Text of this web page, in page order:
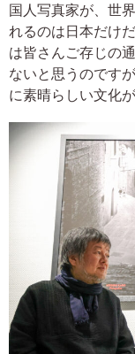
国人写真家が、世
れるのは日本だけ
は皆さんご存じの
ないと思うのです
に素晴らしい文化